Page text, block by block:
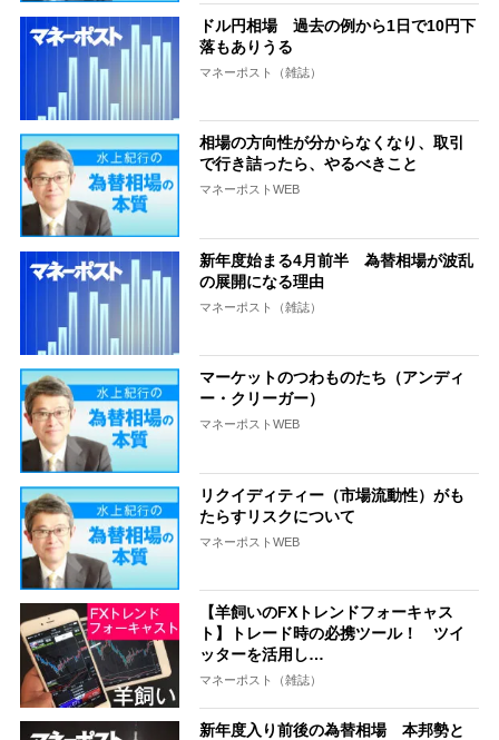
ドル円相場 過去の例から1日で10円下
落もありうる
マネーポスト（雑誌）
相場の方向性が分からなくなり、取引
で行き詰ったら、やるべきこと
マネーポストWEB
新年度始まる4月前半 為替相場が波乱
の展開になる理由
マネーポスト（雑誌）
マーケットのつわものたち（アンディ
ー・クリーガー）
マネーポストWEB
リクイディティー（市場流動性）がも
たらすリスクについて
マネーポストWEB
【羊飼いのFXトレンドフォーキャス
ト】トレード時の必携ツール！ ツイ
ッターを活用し…
マネーポスト（雑誌）
新年度入り前後の為替相場 本邦勢と